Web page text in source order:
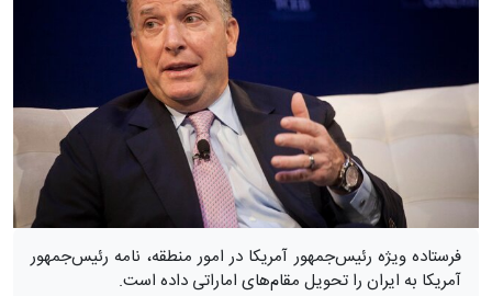
فرستاده ویژه رئیس‌جمهور آمریکا در امور منطقه، نامه رئیس‌جمهور
آمریکا به ایران را تحویل مقام‌های اماراتی داده است.